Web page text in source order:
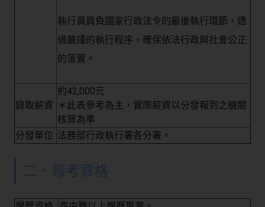
執行員肩負國家行政法令的最後執行環節，透
過嚴謹的執行程序，確保依法行政與社會公正
的落實。
錄取薪資
約42,000元
＊此表參考為主，實際薪資以分發報到之機關
核算為準
分發單位 法務部行政執行署各分署。
二、報考資格